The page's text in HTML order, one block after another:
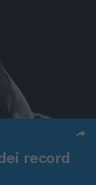
record